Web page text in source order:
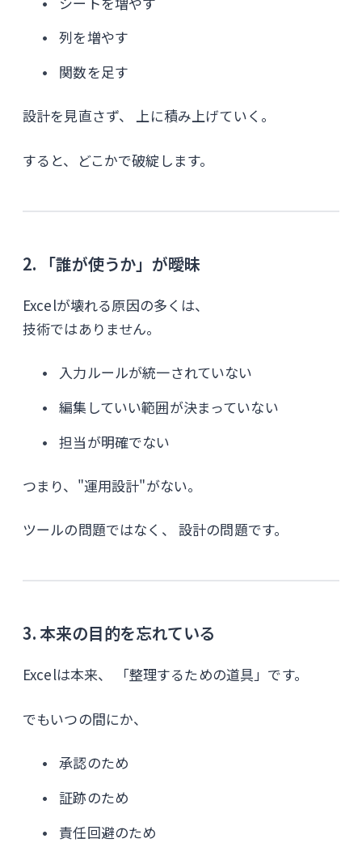
列を増やす
関数を足す
設計を見直さず、 上に積み上げていく。
すると、どこかで破綻します。
2. 「誰が使うか」が曖昧
Excelが壊れる原因の多くは、
技術ではありません。
入力ルールが統一されていない
編集していい範囲が決まっていない
担当が明確でない
つまり、"運用設計"がない。
ツールの問題ではなく、 設計の問題です。
3. 本来の目的を忘れている
Excelは本来、 「整理するための道具」です。
でもいつの間にか、
承認のため
証跡のため
責任回避のため